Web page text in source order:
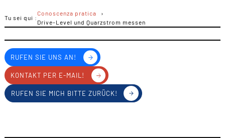
Tu sei qui :
Conoscenza pratica
Drive-Level und Quarzstrom messen
RUFEN SIE UNS AN!
KONTAKT PER E-MAIL!
RUFEN SIE MICH BITTE ZURÜCK!